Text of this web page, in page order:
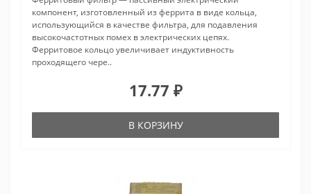
компонент, изготовленный из феррита в виде кольца,
использующийся в качестве фильтра, для подавления
высокочастотных помех в электрических цепях.
Ферритовое кольцо увеличивает индуктивность
проходящего чере..
17.77 ₽
В КОРЗИНУ